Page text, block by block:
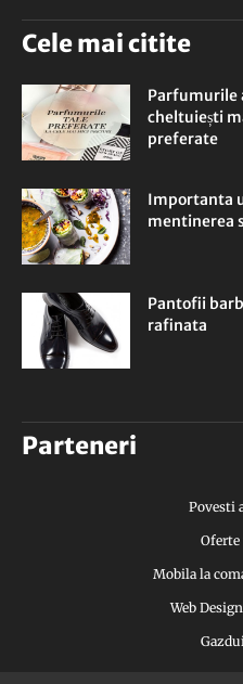
Cele mai citite
Parfumurile
cheltuiești
preferate
Importanta
mentinerea
Pantofii
rafinata
Parteneri
Povesti
Mobila la
Web